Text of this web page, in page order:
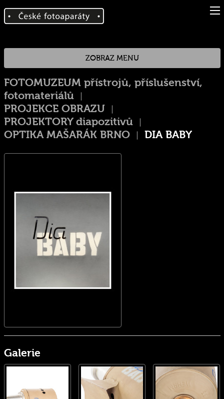
ZOBRAZ MENU
FOTOMUZEUM přístrojů, příslušenství,
fotomateriálů
PROJEKCE OBRAZU
PROJEKTORY diapozitivů
OPTIKA MAŠARÁK BRNO
DIA BABY
Galerie